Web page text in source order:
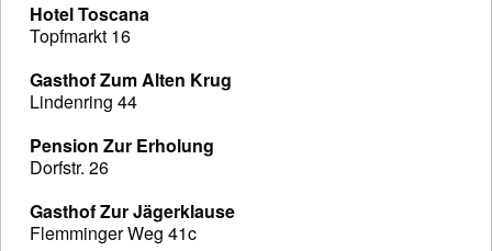
Hotel Toscana
Topfmarkt 16
Gasthof Zum Alten Krug
Lindenring 44
Pension Zur Erholung
Dorfstr. 26
Gasthof Zur Jägerklause
Flemminger Weg 41c